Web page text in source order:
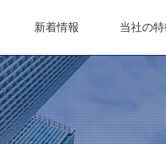
新着情報 当社の